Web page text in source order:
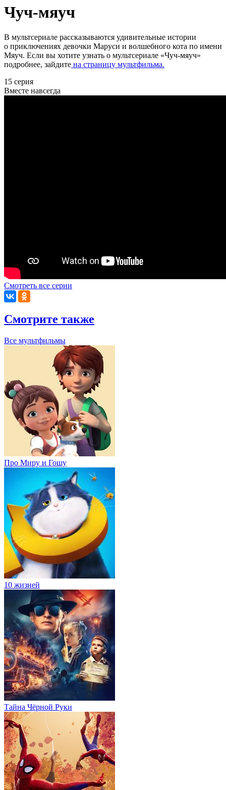
Чуч-мяуч
В мультсериале рассказываются удивительные истории
о приключениях девочки Маруси и волшебного кота по имени
Мяуч. Если вы хотите узнать о мультсериале «Чуч-мяуч»
подробнее, зайдите на страницу мультфильма.
15 серия
Вместе навсегда
Смотреть все серии
Смотрите также
Все мультфильмы
Про Миру и Гошу
10 жизней
Тайна Чёрной Руки